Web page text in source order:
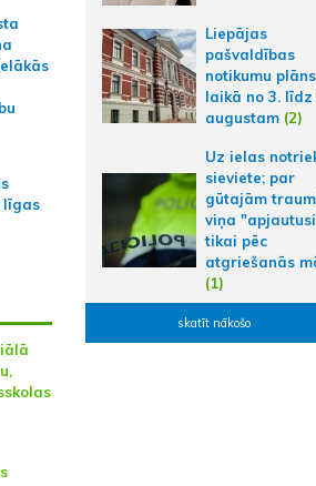
līgas
Liepājas
pašvaldības
notikumu plāns
laikā no 3. līdz
augustam (2)
Uz ielas
sieviete; par
gūtajām
viņa
tikai pēc
atgriešanās
(1)
skatīt nākošo